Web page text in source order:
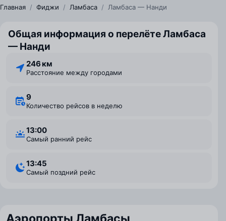
Главная / Фиджи / Ламбаса / Ламбаса — Нанди
Общая информация о перелёте Ламбаса
— Нанди
246 км
Расстояние между городами
9
Количество рейсов в неделю
13:00
Самый ранний рейс
13:45
Самый поздний рейс